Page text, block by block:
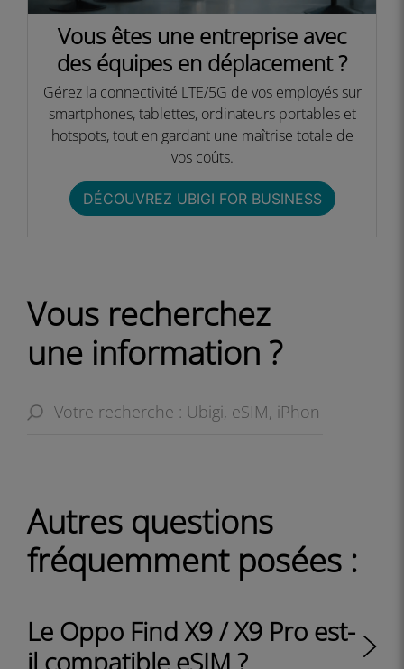
Vous êtes une entreprise avec
des équipes en déplacement ?​
Gérez la connectivité LTE/5G de vos employés sur
smartphones, tablettes, ordinateurs portables et
hotspots, tout en gardant une maîtrise totale de
vos coûts.​​
DÉCOUVREZ UBIGI FOR BUSINESS​
Vous recherchez
une information ?
Autres questions
fréquemment posées :
Le Oppo Find X9 / X9 Pro est-
il compatible eSIM ?